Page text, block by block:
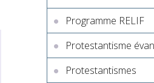
Programme RELIF
Protestantisme
Protestantismes